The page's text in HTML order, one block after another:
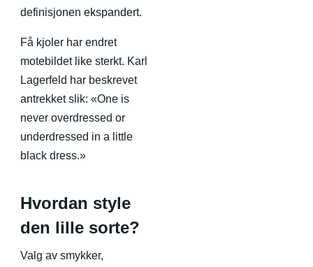
definisjonen ekspandert.
Få kjoler har endret
motebildet like sterkt. Karl
Lagerfeld har beskrevet
antrekket slik: «One is
never overdressed or
underdressed in a little
black dress.»
Hvordan style
den lille sorte?
Valg av smykker,